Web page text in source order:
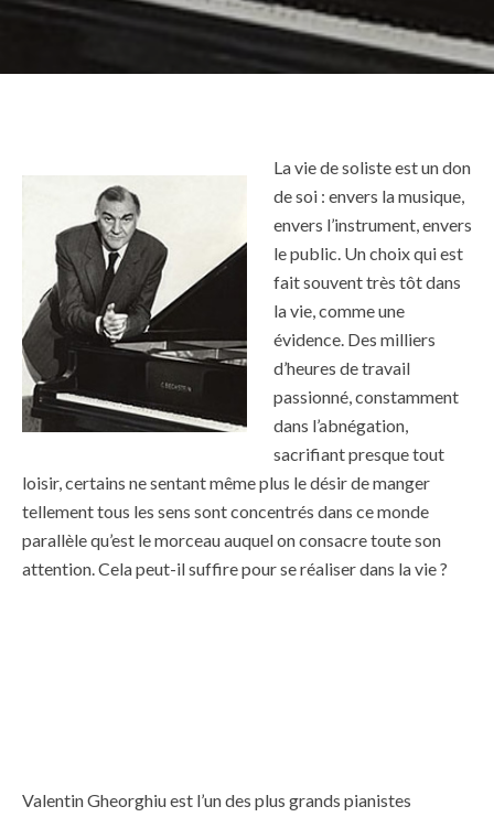
La vie de soliste est un don
de soi : envers la musique,
envers l’instrument, envers
le public. Un choix qui est
fait souvent très tôt dans
la vie, comme une
évidence. Des milliers
d’heures de travail
passionné,constamment
dans l’abnégation,
sacrifiant presque tout
loisir, certains ne sentant même plus le désir de manger
tellement tous les sens sont concentrés dans ce monde
parallèle qu’est le morceau auquel on consacre toute son
attention. Cela peut-il suffire pour se réaliser dans la vie ?
Valentin Gheorghiu est l’un des plus grands pianistes